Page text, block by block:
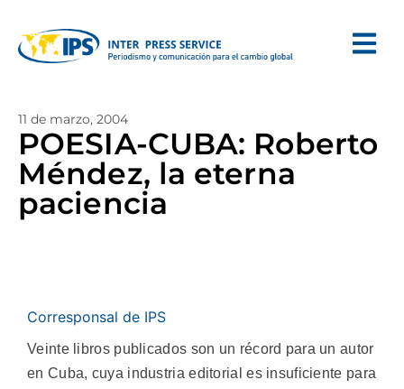
11 de marzo, 2004
POESIA-CUBA: Roberto
Méndez, la eterna
paciencia
Corresponsal de IPS
Veinte libros publicados son un récord para un autor
en Cuba, cuya industria editorial es insuficiente para